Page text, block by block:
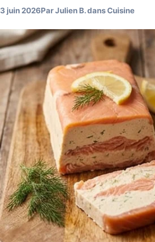
3 juin 2026ParJulien B.dansCuisine